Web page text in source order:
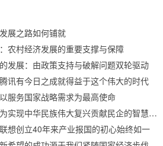
展之路如何铺就
农村经济发展的重要支撑与保障
发展：由政策支持与破解问题双轮驱动
讯有今日之成就得益于这个伟大的时代
服务国家战略需求为最高使命
实现中华民族伟大复兴贡献民企的智慧和力
想创立40年来产业报国的初心始终如一